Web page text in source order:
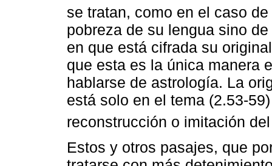
se tratan, como en el caso
pobreza de su lengua sino
en que está cifrada su
que esta es la única manera
hablarse de astrología. La
está solo en el tema (2.53-
reconstrucción o imitación
Estos y otros pasajes, que